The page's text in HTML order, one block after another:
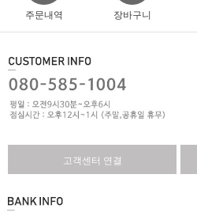
주문내역 장바구니
고객센터 연결